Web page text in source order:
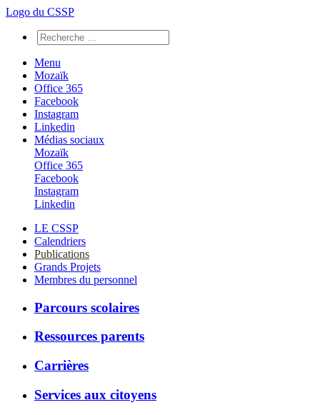
Logo du CSSP
Menu
Mozaïk
Office 365
Facebook
Instagram
Linkedin
Médias sociaux
Mozaïk
Office 365
Facebook
Instagram
Linkedin
LE CSSP
Calendriers
Publications
Grands Projets
Membres du personnel
Parcours scolaires
Ressources parents
Carrières
Services aux citoyens